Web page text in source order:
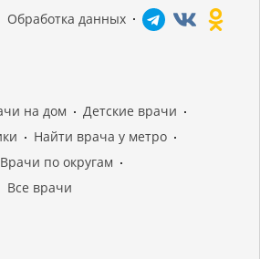
Обработка данных
на дом
Детские врачи
Найти врача у метро
Врачи по округам
Все врачи